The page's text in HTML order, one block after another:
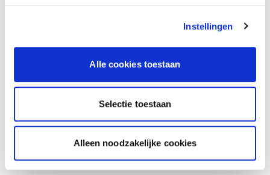
Instellingen
Alle cookies toestaan
Selectie toestaan
Alleen noodzakelijke cookies